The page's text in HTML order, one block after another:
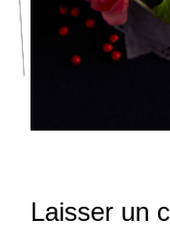
Laisser un